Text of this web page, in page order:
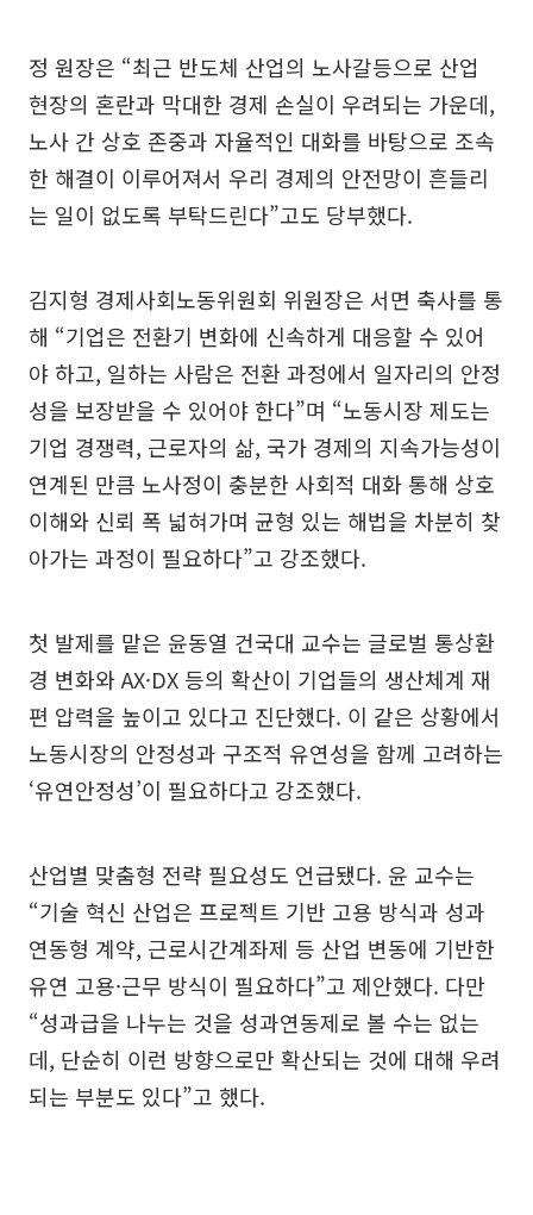
정 원장은 “최근 반도체 산업의 노사갈등으로 산업
현장의 혼란과 막대한 경제 손실이 우려되는 가운데,
노사 간 상호 존중과 자율적인 대화를 바탕으로 조속
한 해결이 이루어져서 우리 경제의 안전망이 흔들리
는 일이 없도록 부탁드린다”고도 당부했다.
김지형 경제사회노동위원회 위원장은 서면 축사를 통
해 “기업은 전환기 변화에 신속하게 대응할 수 있어
야 하고, 일하는 사람은 전환 과정에서 일자리의 안정
성을 보장받을 수 있어야 한다”며 “노동시장 제도는
기업 경쟁력, 근로자의 삶, 국가 경제의 지속가능성이
연계된 만큼 노사정이 충분한 사회적 대화 통해 상호
이해와 신뢰 폭 넓혀가며 균형 있는 해법을 차분히 찾
아가는 과정이 필요하다”고 강조했다.
첫 발제를 맡은 윤동열 건국대 교수는 글로벌 통상환
경 변화와 AX·DX 등의 확산이 기업들의 생산체계 재
편 압력을 높이고 있다고 진단했다. 이 같은 상황에서
노동시장의 안정성과 구조적 유연성을 함께 고려하는
‘유연안정성’이 필요하다고 강조했다.
산업별 맞춤형 전략 필요성도 언급됐다. 윤 교수는
“기술 혁신 산업은 프로젝트 기반 고용 방식과 성과
연동형 계약, 근로시간계좌제 등 산업 변동에 기반한
유연 고용·근무 방식이 필요하다”고 제안했다. 다만
“성과급을 나누는 것을 성과연동제로 볼 수는 없는
데, 단순히 이런 방향으로만 확산되는 것에 대해 우려
되는 부분도 있다”고 했다.